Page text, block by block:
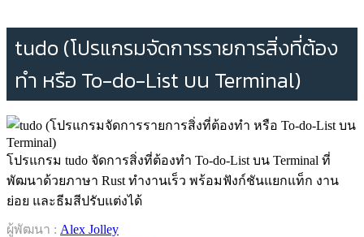
tudo (โปรแกรมจัดการรายการสิ่งที่ต้อง
ทำ หรือ To-do-List บน Terminal)
โปรแกรม tudo จัดการสิ่งที่ต้องทำ To-do-List บน Terminal ที่
พัฒนาด้วยภาษา Rust ทำงานเร็ว พร้อมฟังก์ชันแยกแท็ก งาน
ย่อย และธีมสีปรับแต่งได้
ผู้พัฒนา : Alex Jolley